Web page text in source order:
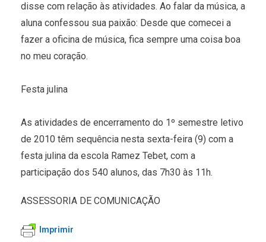
disse com relação às atividades. Ao falar da música, a
aluna confessou sua paixão: Desde que comecei a
fazer a oficina de música, fica sempre uma coisa boa
no meu coração.
Festa julina
As atividades de encerramento do 1º semestre letivo
de 2010 têm sequência nesta sexta-feira (9) com a
festa julina da escola Ramez Tebet, com a
participação dos 540 alunos, das 7h30 às 11h.
ASSESSORIA DE COMUNICAÇÃO
Imprimir